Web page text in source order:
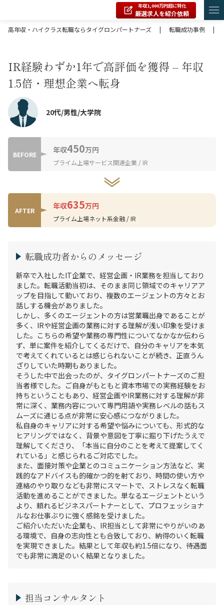
年収1,000万円超に特化
厳選求人を紹介依頼
高年収・ハイクラス転職ならタイグロンパートナーズ
| 転職成功事例 |
IR経験わずか1年で高評価を獲得 – 年収
1.5倍・理想企業へ転身
20代/男性/大学院
BEFORE 年収450万円
プライム上場サービス関連企業 / IR
AFTER 年収635万円
プライム上場ネット系金融 / IR
転職成功者からのメッセージ
新卒で入社したIT企業で、経営企画・IR業務を担当しており
ました。転職活動当初は、そのまま同じ領域でのキャリアア
ップを目指して動いており、複数のエージェントの方々とお
話しする機会がありました。
しかし、多くのエージェントの方は営業職出身であることが
多く、IRや経営企画の業務に対する理解が浅い印象を受けま
した。こちらの希望や業務の専門性についてなかなか伝わら
ず、単に案件を紹介してくるだけで、自分のキャリアを本気
で考えてくれているとは感じられないことが続き、正直うん
ざりしていた時期もありました。
そうした中で出会ったのが、タイグロンパートナーズのご担
当者様でした。ご自身がもともと資本市場での実務経験をお
持ちということもあり、経営企画やIR業務に対する理解が非
常に深く、業務内容について専門用語や実務レベルの話もス
ムーズに通じる点が非常に安心感につながりました。
私自身のキャリアに対する希望や悩みについても、形式的な
ヒアリングではなく、背景や意図を丁寧に掘り下げたうえで
理解してくださり、「本当に自分のことを考えて提案してく
れている」と感じられるご対応でした。
また、面接対策や企業とのコミュニケーション方法など、実
践的なアドバイスも的確かつ的を射ており、時間の使い方や
連絡のやり取りなども非常にスマートで、ストレスなく転職
活動を進めることができました。単なるエージェントという
より、頼れるビジネスパートナーとして、プロフェッショナ
ルなお仕事ぶりに強く感銘を受けました。
ご紹介いただいた企業も、IR担当として非常にやりがいのあ
る環境で、自身の志向性とも合致しており、納得のいく転職
を実現できました。結果として年収も約1.5倍になり、待遇面
でも非常に満足のいく結果となりました。
担当コンサルタント